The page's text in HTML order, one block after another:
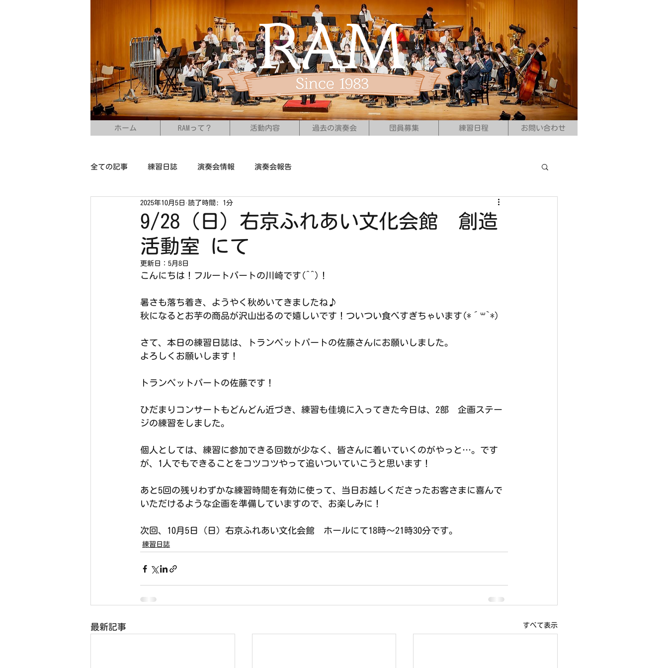
ホーム RAMって？ 活動内容 過去の演奏会 団員募集 練習日程 お問い合わせ
全ての記事 練習日誌 演奏会情報 演奏会報告
9/28（日）右京ふれあい文化会館 創造
活動室 にて
2025年10月5日 読了時間: 1分
更新日： 5月8日
こんにちは！フルートパートの川崎です(^^)！
暑さも落ち着き、ようやく秋めいてきましたね♪
秋になるとお芋の商品が沢山出るので嬉しいです！ついつい食べすぎちゃいます(*´꒳`*)
さて、本日の練習日誌は、トランペットパートの佐藤さんにお願いしました。
よろしくお願いします！
トランペットパートの佐藤です！
ひだまりコンサートもどんどん近づき、練習も佳境に入ってきた今日は、2部　企画ステー
ジの練習をしました。
個人としては、練習に参加できる回数が少なく、皆さんに着いていくのがやっと…。です
が、1人でもできることをコツコツやって追いついていこうと思います！
あと5回の残りわずかな練習時間を有効に使って、当日お越しくださったお客さまに喜んで
いただけるような企画を準備していますので、お楽しみに！
次回、10月5日（日）右京ふれあい文化会館　ホールにて18時〜21時30分です。
練習日誌
最新記事 すべて表示